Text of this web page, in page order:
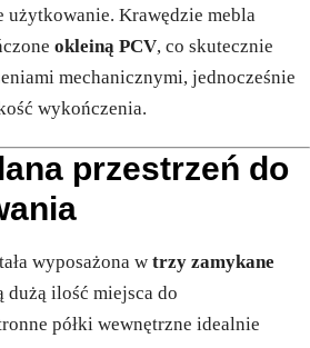
użytkowanie. Krawędzie mebla
okleiną PCV, co skutecznie
mechanicznymi, jednocześnie
wykończenia.
przestrzeń do
wyposażona w trzy zamykane
dużą ilość miejsca do
półki wewnętrzne idealnie